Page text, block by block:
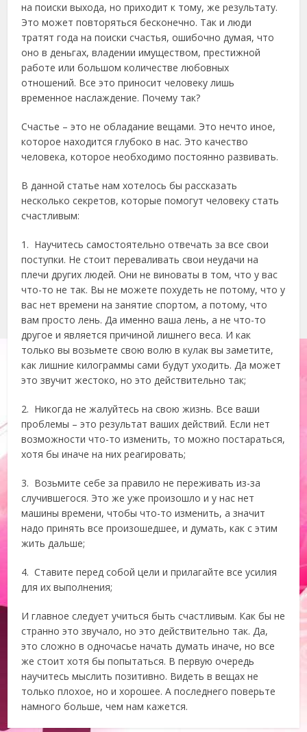
на поиски выхода, но приходит к тому, же результату.
Это может повторяться бесконечно. Так и люди
тратят года на поиски счастья, ошибочно думая, что
оно в деньгах, владении имуществом, престижной
работе или большом количестве любовных
отношений. Все это приносит человеку лишь
временное наслаждение. Почему так?
Счастье – это не обладание вещами. Это нечто иное,
которое находится глубоко в нас. Это качество
человека, которое необходимо постоянно развивать.
В данной статье нам хотелось бы рассказать
несколько секретов, которые помогут человеку стать
счастливым:
1. Научитесь самостоятельно отвечать за все свои
поступки. Не стоит переваливать свои неудачи на
плечи других людей. Они не виноваты в том, что у вас
что-то не так. Вы не можете похудеть не потому, что у
вас нет времени на занятие спортом, а потому, что
вам просто лень. Да именно ваша лень, а не что-то
другое и является причиной лишнего веса. И как
только вы возьмете свою волю в кулак вы заметите,
как лишние килограммы сами будут уходить. Да может
это звучит жестоко, но это действительно так;
2. Никогда не жалуйтесь на свою жизнь. Все ваши
проблемы – это результат ваших действий. Если нет
возможности что-то изменить, то можно постараться,
хотя бы иначе на них реагировать;
3. Возьмите себе за правило не переживать из-за
случившегося. Это же уже произошло и у нас нет
машины времени, чтобы что-то изменить, а значит
надо принять все произошедшее, и думать, как с этим
жить дальше;
4. Ставите перед собой цели и прилагайте все усилия
для их выполнения;
И главное следует учиться быть счастливым. Как бы не
странно это звучало, но это действительно так. Да,
это сложно в одночасье начать думать иначе, но все
же стоит хотя бы попытаться. В первую очередь
научитесь мыслить позитивно. Видеть в вещах не
только плохое, но и хорошее. А последнего поверьте
намного больше, чем нам кажется.